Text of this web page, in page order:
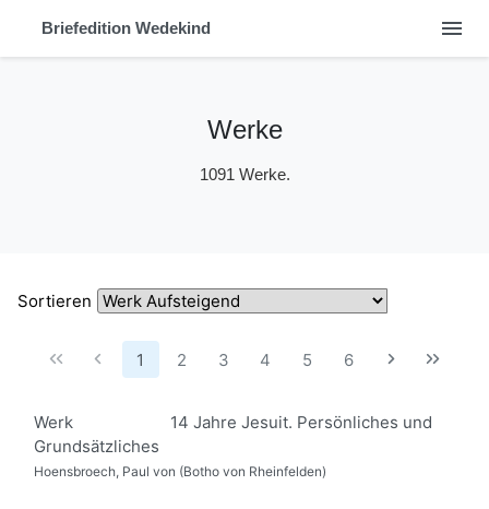
Briefedition Wedekind menu
Werke
1091 Werke.
Sortieren
1 2 3 4 5 6
Werk
14 Jahre Jesuit. Persönliches und
Grundsätzliches
Hoensbroech, Paul von (Botho von Rheinfelden)